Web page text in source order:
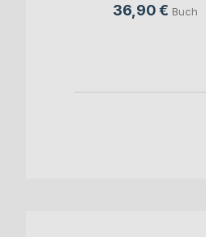
36,90 € Buch